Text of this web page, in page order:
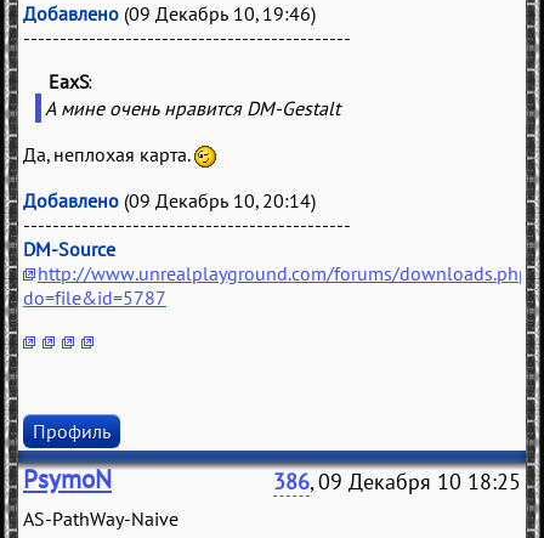
Добавлено (09 Декабрь 10, 19:46)
---------------------------------------------
EaxS
А мине очень нравится DM-Gestalt
Да, неплохая карта.
Добавлено (09 Декабрь 10, 20:14)
---------------------------------------------
DM-Source
http://www.unrealplayground.com/forums/downloads.php?
do=file&id=5787
Профиль
PsymoN 386, 09 Декабря 10 18:25
AS-PathWay-Naive